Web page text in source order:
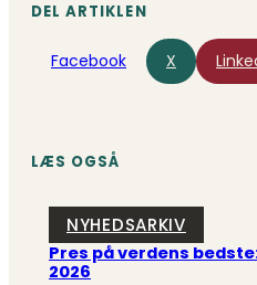
DEL ARTIKLEN
Facebook X
LÆS OGSÅ
NYHEDSARKIV
Pres på verdens
2026